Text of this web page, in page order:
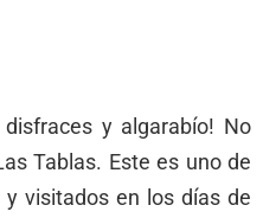
disfraces y algarabío! No
Tablas. Este es uno de
visitados en los días de